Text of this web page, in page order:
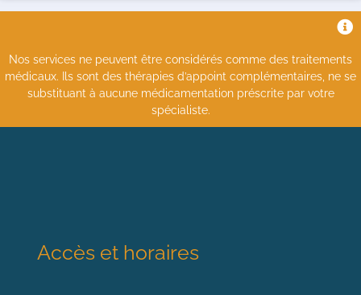
Nos services ne peuvent être considérés comme des traitements
médicaux. Ils sont des thérapies d’appoint complémentaires, ne se
substituant à aucune médicamentation préscrite par votre
spécialiste.
Accès et horaires